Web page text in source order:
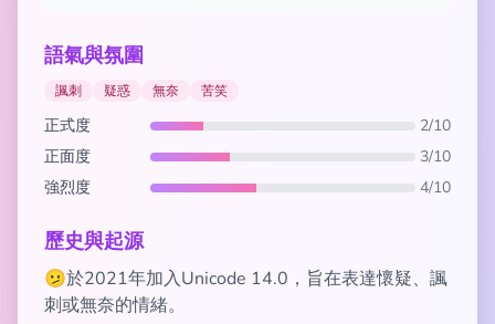
語氣與氛圍
諷刺 疑惑 無奈 苦笑
正式度
2/10
正面度
3/10
強烈度
4/10
歷史與起源
🫤於2021年加入Unicode 14.0，旨在表達懷疑、諷
刺或無奈的情緒。